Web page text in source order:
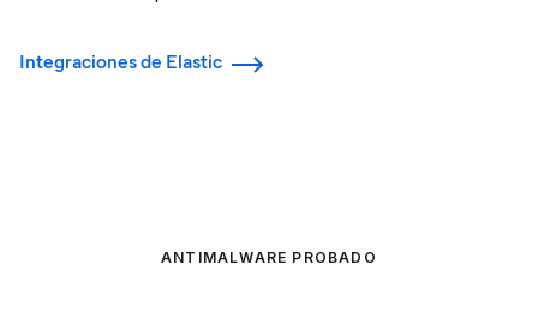
Integraciones de Elastic
ANTIMALWARE PROBADO